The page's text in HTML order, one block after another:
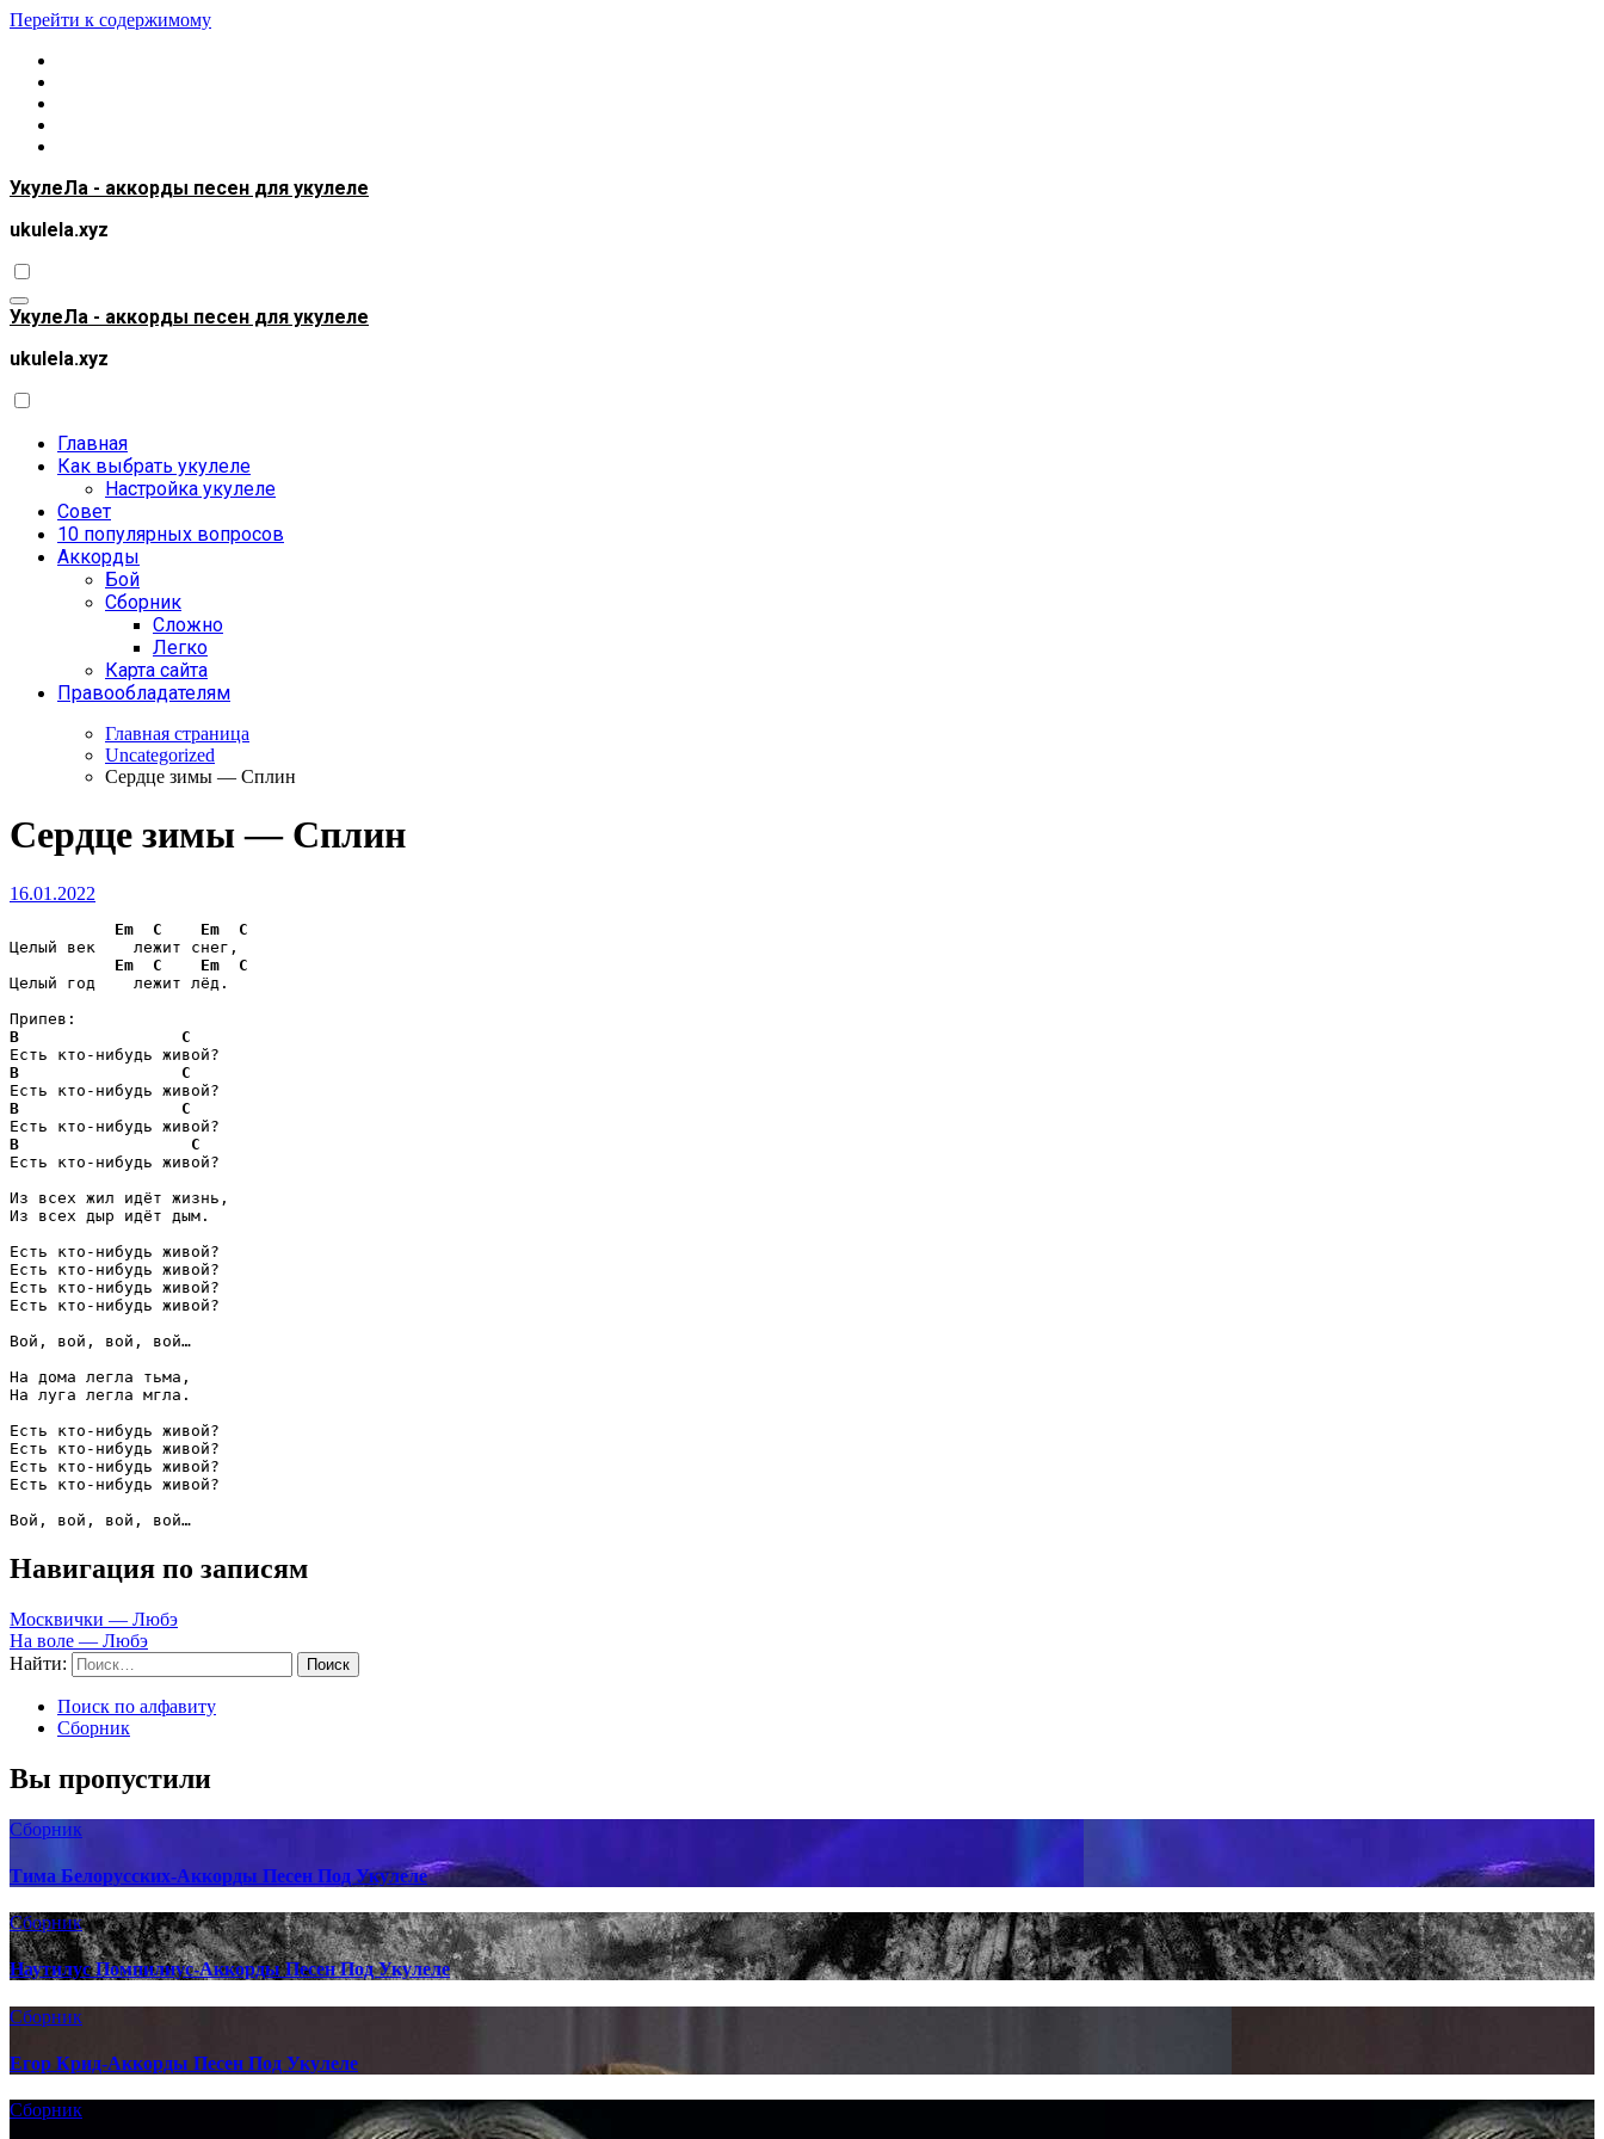
Перейти к содержимому
УкулеЛа - аккорды песен для укулеле
ukulela.xyz
УкулеЛа - аккорды песен для укулеле
ukulela.xyz
Главная
Как выбрать укулеле
Настройка укулеле
Совет
10 популярных вопросов
Аккорды
Бой
Сборник
Сложно
Легко
Карта сайта
Правообладателям
Главная страница
Uncategorized
Сердце зимы — Сплин
Сердце зимы — Сплин
16.01.2022
Em C Em
C
Целый век    лежит снег,
Em
C Em
C
Целый год    лежит лёд.
B
C
B
C
B
C
B
C
Есть кто-нибудь живой?
Из всех жил идёт жизнь,
Из всех дыр идёт дым.
Есть кто-нибудь живой?
Есть кто-нибудь живой?
Есть кто-нибудь живой?
Есть кто-нибудь живой?
Вой, вой, вой, вой…
На дома легла тьма,
На луга легла мгла.
Есть кто-нибудь живой?
Есть кто-нибудь живой?
Есть кто-нибудь живой?
Есть кто-нибудь живой?
Вой, вой, вой, вой…
Навигация по записям
Москвички — Любэ
На воле — Любэ
Найти:
Поиск по алфавиту
Сборник
Вы пропустили
Сборник
Тима Белорусских-Аккорды Песен Под Укулеле
Сборник
Наутилус Помпилиус-Аккорды Песен Под Укулеле
Сборник
Егор Крид-Аккорды Песен Под Укулеле
Сборник